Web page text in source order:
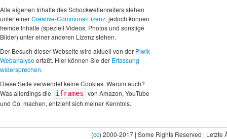
Alle eigenen Inhalte des Schockwellenreiters stehen
unter einerCreative-Commons-Lizenz, jedoch können
fremde Inhalte (speziell Videos, Photos und sonstige
Bilder) unter einer anderen Lizenz stehen.
Der Besuch dieser Webseite wird aktuell von der Piwik
Webanalyseerfaßt. Hier können Sie der Erfassung
widersprechen.
Diese Seite verwendet keine Cookies. Warum auch?
Was allerdings die
iframes von Amazon, YouTube
und Co. machen, entzieht sich meiner Kenntnis.
(cc) 2000-2017 | Some Rights Reserved |